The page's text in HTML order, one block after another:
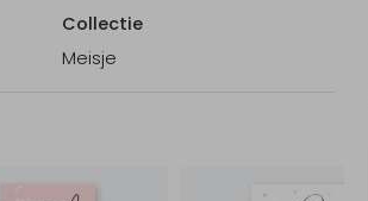
Collectie
Meisje